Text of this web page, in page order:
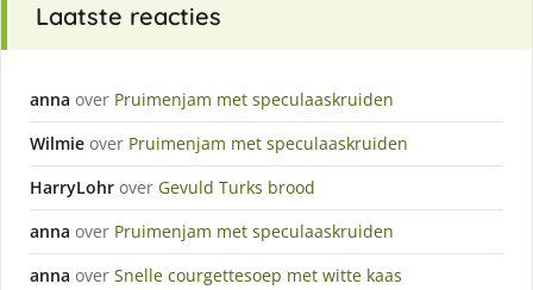
Laatste reacties
anna over Pruimenjam met speculaaskruiden
Wilmie over Pruimenjam met speculaaskruiden
HarryLohr over Gevuld Turks brood
anna over Pruimenjam met speculaaskruiden
anna over Snelle courgettesoep met witte kaas